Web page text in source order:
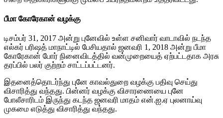
பீமா கோரேகான் வழக்கு
டிசம்பர் 31, 2017 அன்று புனேவில் உள்ள சனிவார் வாடாவில் நடந்த
எல்கர் பரிஷத் மாநாட்டில் பேசியதால் ஜனவரி 1, 2018 அன்று பீமா
கோரேகான் போர் நினைவிடத்தில் வன்முறையைத் ஏற்பட்டதாக அரசு
தரப்பில் பலர் குற்றம் சாட்டப்பட்டனர்.
இதனைத்தொடர்ந்து புனே காவல்துறை வழக்கு பதிவு செய்து
விசாரித்து வந்தது. பின்னர் வழக்கு விசாரணையை புனே
போலீசாரிடம் இருந்து கடந்த ஜனவரி மாதம் என்.ஐ.ஏ புலனாய்வு
முகமை எடுத்து விசாரித்து வந்தது.